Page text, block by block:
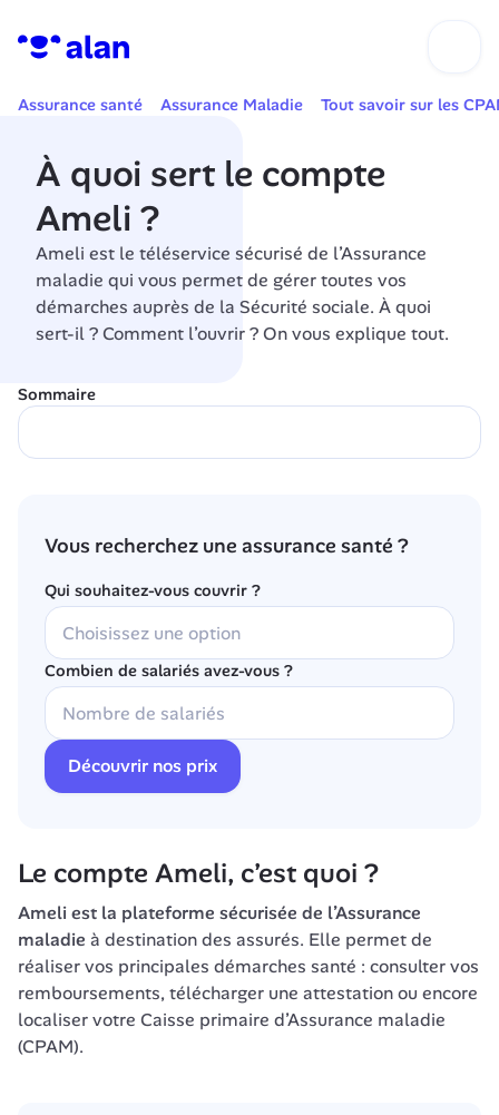
Assurance santé Assurance Maladie Tout savoir sur les
À quoi sert le compte
Ameli ?
Ameli est le téléservice sécurisé de l’Assurance
maladie qui vous permet de gérer toutes vos
démarches auprès de la Sécurité sociale. À quoi
sert-il ? Comment l’ouvrir ? On vous explique tout.
Sommaire
Vous recherchez une assurance santé ?
Qui souhaitez-vous couvrir ?
Combien de salariés avez-vous ?
Découvrir nos prix
Le compte Ameli, c’est quoi ?
Ameli est la plateforme sécurisée de l’Assurance
maladie à destination des assurés. Elle permet de
réaliser vos principales démarches santé : consulter vos
remboursements, télécharger une attestation ou encore
localiser votre Caisse primaire d’Assurance maladie